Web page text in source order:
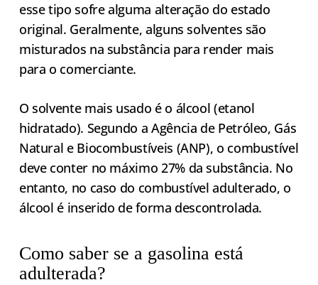
esse tipo sofre alguma alteração do estado
original. Geralmente, alguns solventes são
misturados na substância para render mais
para o comerciante.
O solvente mais usado é o álcool (etanol
hidratado). Segundo a Agência de Petróleo, Gás
Natural e Biocombustíveis (ANP), o combustível
deve conter no máximo 27% da substância. No
entanto, no caso do combustível adulterado, o
álcool é inserido de forma descontrolada.
Como saber se a gasolina está
adulterada?